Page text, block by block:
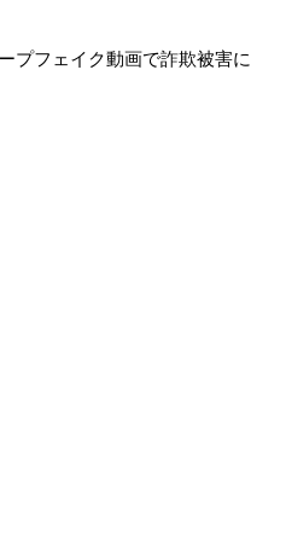
プフェイク動画で詐欺被害に
ープフェイク動画で詐